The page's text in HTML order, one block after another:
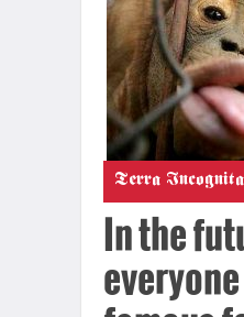
Terra Incognita
In the